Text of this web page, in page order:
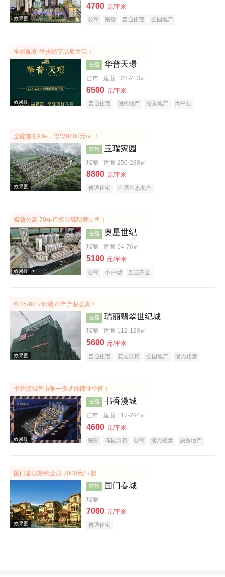
效果图
效果图
效果图
4700 元/平米
公寓 别墅 普通住宅 公园地产
全维配套 举步随享品质生活！
在售 华普天璟
芒市 建面 123-213㎡
6500 元/平米
普通住宅 创意地产 湖景地产 大平层
全能首创lofe，仅仅8800元/㎡！
在售 玉瑞家园
瑞丽 建面 250-288㎡
8800 元/平米
普通住宅 宜居生态地产
极致公寓 70年产权公寓现房出售！
在售 奥星世纪
瑞丽 建面 54-76㎡
5100 元/平米
公寓 小户型 五证齐全
约45-80㎡精装70年产权公寓！
在售 瑞丽翡翠世纪城
瑞丽 建面 112-128㎡
5600 元/平米
普通住宅 花园洋房 公园地产
潜力楼盘
书香漫城芒市唯一多功能商业空间！
在售 书香漫城
芒市 建面 117-294㎡
4600 元/平米
别墅 花园洋房 公寓 潜力楼盘 旅游地产
国门春城热销全城 7000元/㎡起
在售 国门春城
瑞丽
7000 元/平米
普通住宅